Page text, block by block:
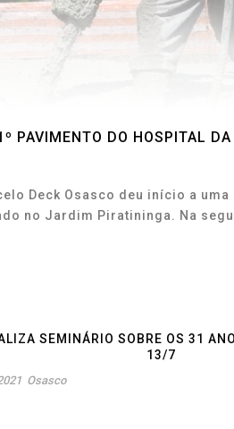
PAVIMENTO DO HOSPITAL
Deck Osasco deu início a uma
no Jardim Piratininga. Na
SEMINÁRIO SOBRE OS 31
13/7
Osasco